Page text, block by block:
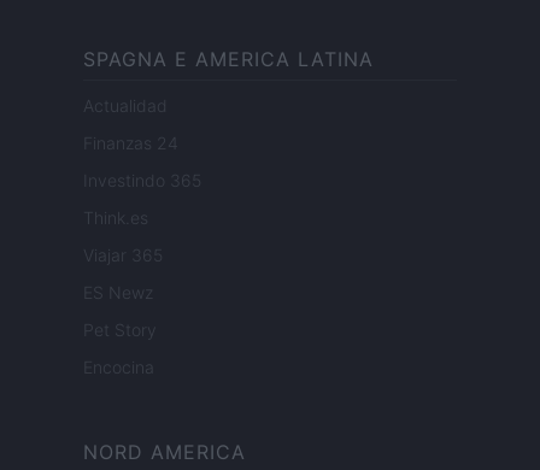
SPAGNA E AMERICA LATINA
Actualidad
Finanzas 24
Investindo 365
Think.es
Viajar 365
ES Newz
Pet Story
Encocina
NORD AMERICA